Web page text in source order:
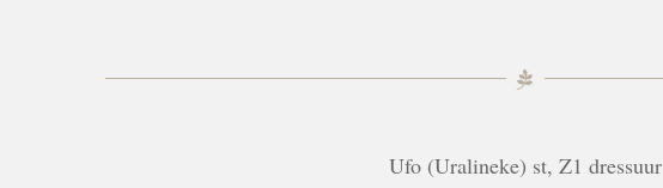
Ufo (Uralineke) st, Z1 dressuur